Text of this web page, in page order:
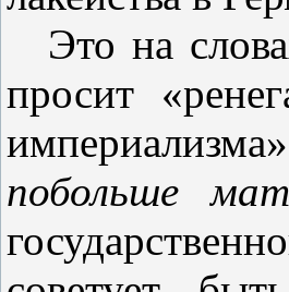
Это на
просит
побольше